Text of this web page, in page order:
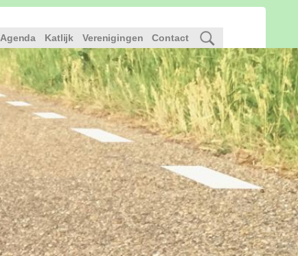
Agenda Katlijk Verenigingen Contact